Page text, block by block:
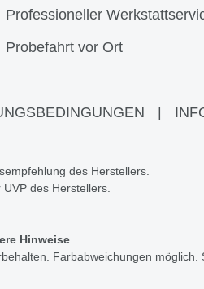
Professioneller
Probefahrt vor Ort
des Herstellers.
des Herstellers.
Hinweise
Farbabweichungen möglich.